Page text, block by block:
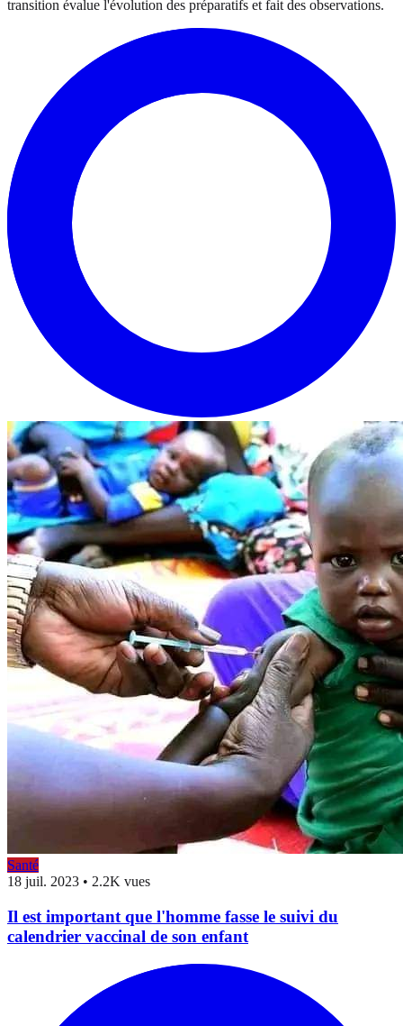
transition évalue l'évolution des préparatifs et fait des observations.
Santé
18 juil. 2023 • 2.2K vues
Il est important que l'homme fasse le suivi du
calendrier vaccinal de son enfant